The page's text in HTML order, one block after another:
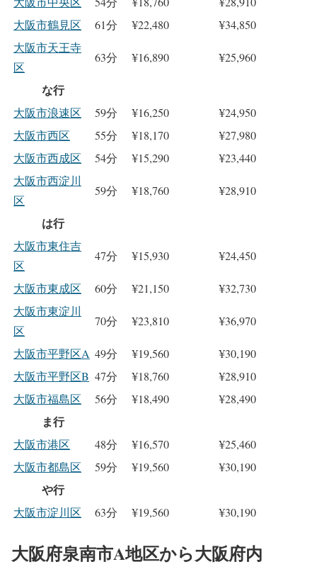
大阪市鶴見区
61分 ¥22,480
¥34,850
大阪市天王寺
区
63分 ¥16,890 ¥25,960
な行
大阪市浪速区 59分 ¥16,250
¥24,950
大阪市西区
55分 ¥18,170
¥27,980
大阪市西成区
54分 ¥15,290
¥23,440
大阪市西淀川
区
59分 ¥18,760 ¥28,910
は行
大阪市東住吉
区
47分 ¥15,930 ¥24,450
大阪市東成区 60分 ¥21,150
¥32,730
大阪市東淀川
区
70分 ¥23,810 ¥36,970
大阪市平野区A 49分 ¥19,560
¥30,190
大阪市平野区B 47分 ¥18,760
¥28,910
大阪市福島区
56分 ¥18,490 ¥28,490
ま行
大阪市港区 48分 ¥16,570
¥25,460
大阪市都島区
59分 ¥19,560 ¥30,190
や行
大阪市淀川区 63分 ¥19,560 ¥30,190
大阪府泉南市A地区から大阪府内